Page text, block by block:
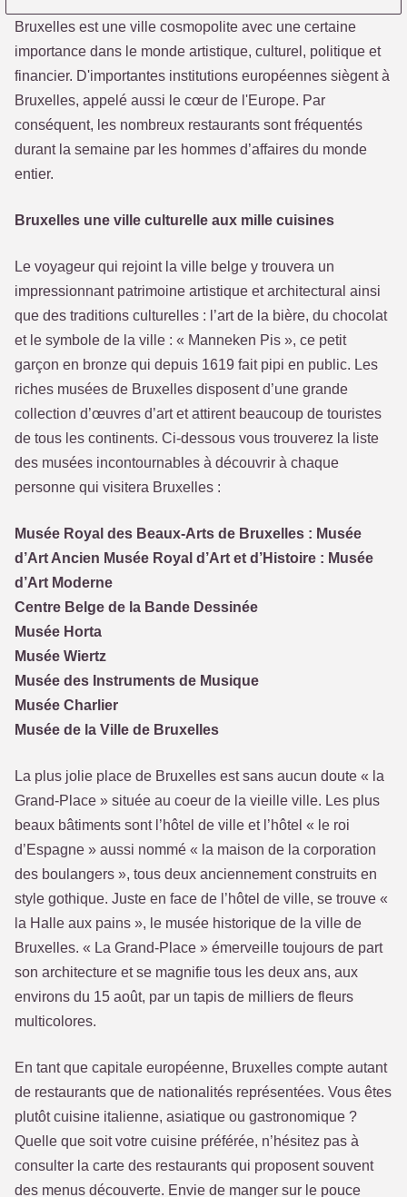
Bruxelles est une ville cosmopolite avec une certaine
importance dans le monde artistique, culturel, politique et
financier. D'importantes institutions européennes siègent à
Bruxelles, appelé aussi le cœur de l'Europe. Par
conséquent, les nombreux restaurants sont fréquentés
durant la semaine par les hommes d’affaires du monde
entier.
Bruxelles une ville culturelle aux mille cuisines
Le voyageur qui rejoint la ville belge y trouvera un
impressionnant patrimoine artistique et architectural ainsi
que des traditions culturelles : l’art de la bière, du chocolat
et le symbole de la ville : « Manneken Pis », ce petit
garçon en bronze qui depuis 1619 fait pipi en public. Les
riches musées de Bruxelles disposent d’une grande
collection d’œuvres d’art et attirent beaucoup de touristes
de tous les continents. Ci-dessous vous trouverez la liste
des musées incontournables à découvrir à chaque
personne qui visitera Bruxelles :
Musée Royal des Beaux-Arts de Bruxelles : Musée
d’Art Ancien Musée Royal d’Art et d’Histoire : Musée
d’Art Moderne
Centre Belge de la Bande Dessinée
Musée Horta
Musée Wiertz
Musée des Instruments de Musique
Musée Charlier
Musée de la Ville de Bruxelles
La plus jolie place de Bruxelles est sans aucun doute « la
Grand-Place » située au coeur de la vieille ville. Les plus
beaux bâtiments sont l’hôtel de ville et l’hôtel « le roi
d’Espagne » aussi nommé « la maison de la corporation
des boulangers », tous deux anciennement construits en
style gothique. Juste en face de l’hôtel de ville, se trouve «
la Halle aux pains », le musée historique de la ville de
Bruxelles. « La Grand-Place » émerveille toujours de part
son architecture et se magnifie tous les deux ans, aux
environs du 15 août, par un tapis de milliers de fleurs
multicolores.
En tant que capitale européenne, Bruxelles compte autant
de restaurants que de nationalités représentées. Vous êtes
plutôt cuisine italienne, asiatique ou gastronomique ?
Quelle que soit votre cuisine préférée, n’hésitez pas à
consulter la carte des restaurants qui proposent souvent
des menus découverte. Envie de manger sur le pouce